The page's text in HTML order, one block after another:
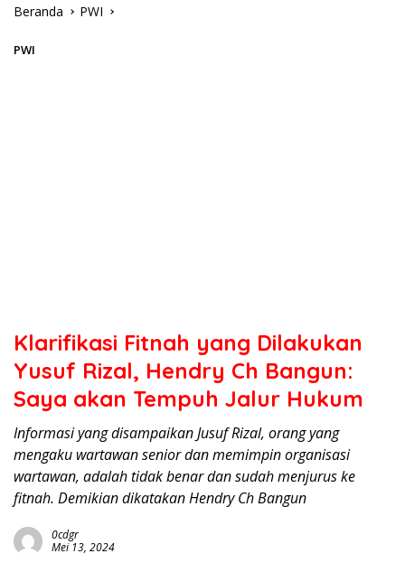
Beranda PWI
PWI
Klarifikasi Fitnah yang Dilakukan
Yusuf Rizal, Hendry Ch Bangun:
Saya akan Tempuh Jalur Hukum
Informasi yang disampaikan Jusuf Rizal, orang yang
mengaku wartawan senior dan memimpin organisasi
wartawan, adalah tidak benar dan sudah menjurus ke
fitnah. Demikian dikatakan Hendry Ch Bangun
0cdgr
Mei 13, 2024